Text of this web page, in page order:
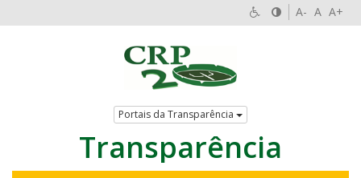
A- A A+
Portais da Transparência
Transparência